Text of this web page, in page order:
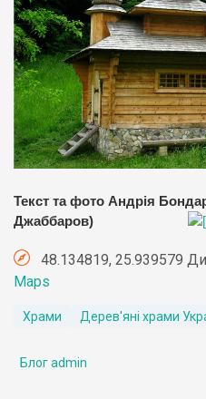
Текст та фото Андрія
Джаббаров)
48.134819, 25.939579
Maps
Храми Дерев'яні храми
Блог admin